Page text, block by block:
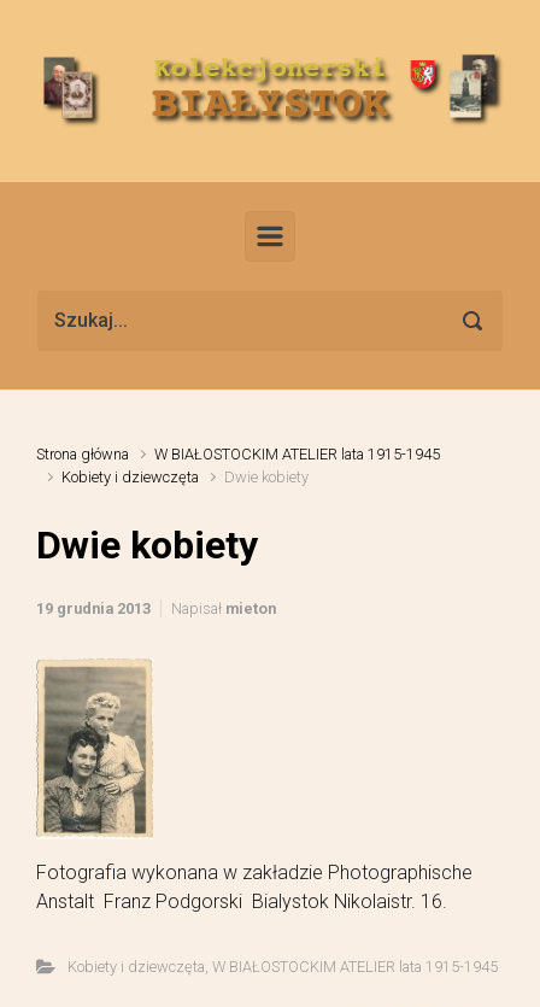
Strona główna
W BIAŁOSTOCKIM ATELIER lata 1915-1945
Kobiety i dziewczęta
Dwie kobiety
Dwie kobiety
19 grudnia 2013 Napisał mieton
Fotografia wykonana w zakładzie Photographische
Anstalt Franz Podgorski Bialystok Nikolaistr. 16.
Kobiety i dziewczęta W BIAŁOSTOCKIM ATELIER lata 1915-1945